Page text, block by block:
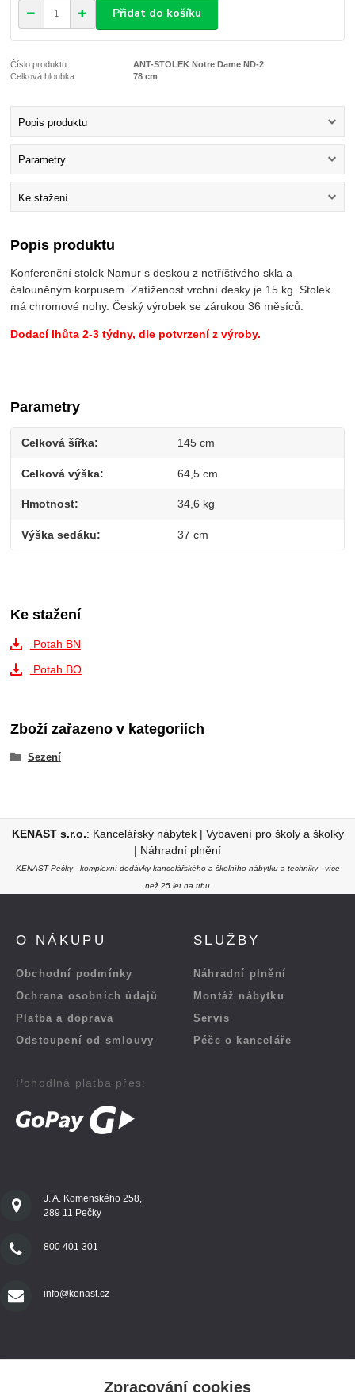
Přidat do košíku
Číslo produktu:
ANT-STOLEK Notre Dame ND-2
Celková hloubka:
78 cm
Popis produktu
Parametry
Ke stažení
Popis produktu
Konferenční stolek Namur s deskou z netříštivého skla a
čalouněným korpusem. Zatíženost vrchní desky je 15 kg. Stolek
má chromové nohy. Český výrobek se zárukou 36 měsíců.
Dodací lhůta 2-3 týdny, dle potvrzení z výroby.
Parametry
Celková šířka 145 cm
Celková výška 64,5 cm
Hmotnost 34,6 kg
Výška sedáku 37 cm
Ke stažení
Potah BN
Potah BO
Zboží zařazeno v kategoriích
Sezení
KENAST s.r.o.: Kancelářský nábytek | Vybavení pro školy a školky
| Náhradní plnění
KENAST Pečky - komplexní dodávky kancelářského a školního nábytku a techniky - více
než 25 let na trhu
O NÁKUPU
Obchodní podmínky
Ochrana osobních údajů
Platba a doprava
Odstoupení od smlouvy
Pohodlná platba přes:
SLUŽBY
Náhradní plnění
Montáž nábytku
Servis
Péče o kanceláře
J. A. Komenského 258,
289 11 Pečky
800 401 301
info@kenast.cz
Zpracování cookies